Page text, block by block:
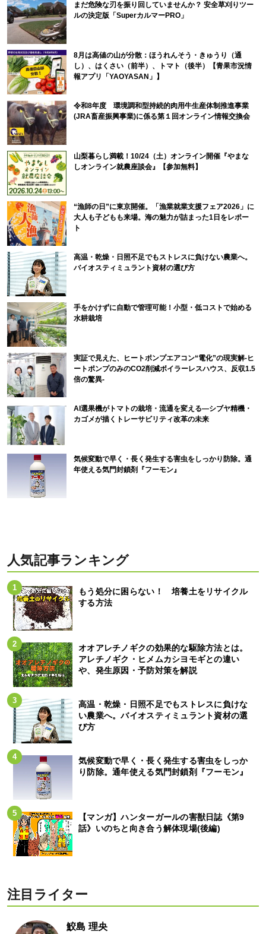
まだ危険な刃を振り回していませんか？ 安全草刈りツー
ルの決定版「SuperカルマーPRO」
8月は高値の山が分散：ほうれんそう・きゅうり（通
し）、はくさい（前半）、トマト（後半）【青果市況情
報アプリ「YAOYASAN」】
令和8年度 環境調和型持続的肉用牛生産体制推進事業
(JRA畜産振興事業)に係る第１回オンライン情報交換会
山梨暮らし満載！10/24（土）オンライン開催『やまな
しオンライン就農座談会』【参加無料】
“漁師の日”に東京開催。「漁業就業支援フェア2026」に
大人も子どもも来場。海の魅力が詰まった1日をレポー
ト
高温・乾燥・日照不足でもストレスに負けない農業へ。
バイオスティミュラント資材の選び方
手をかけずに自動で管理可能！小型・低コストで始める
水耕栽培
実証で見えた、ヒートポンプエアコン“電化”の現実解-ヒ
ートポンプのみのCO2削減ボイラーレスハウス、反収1.5
倍の驚異-
AI選果機がトマトの栽培・流通を変える―シブヤ精機・
カゴメが描くトレーサビリティ改革の未来
気候変動で早く・長く発生する害虫をしっかり防除。通
年使える気門封鎖剤『フーモン』
人気記事ランキング
もう処分に困らない！ 培養土をリサイクル
する方法
オオアレチノギクの効果的な駆除方法とは。
アレチノギク・ヒメムカシヨモギとの違い
や、発生原因・予防対策を解説
高温・乾燥・日照不足でもストレスに負けな
い農業へ。バイオスティミュラント資材の選
び方
気候変動で早く・長く発生する害虫をしっか
り防除。通年使える気門封鎖剤『フーモン』
【マンガ】ハンターガールの害獣日誌《第9
話》いのちと向き合う解体現場(後編)
注目ライター
鮫島 理央